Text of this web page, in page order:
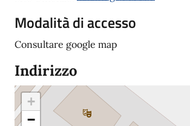
Modalità di accesso
Consultare google map
Indirizzo
+
−